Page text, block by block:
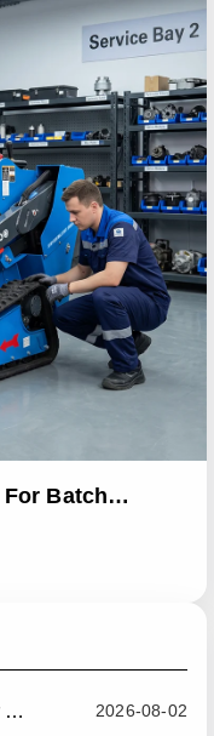
Batch
2026-08-02
China Leading Mini Wheel Loader Supplier: Reliable Compact Wheel Loaders For Global Markets